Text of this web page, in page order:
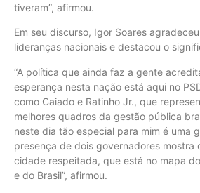
tiveram”, afirmou.
Em seu discurso, Igor Soares
lideranças nacionais e destacou o
“A política que ainda faz a gente
esperança nesta nação está aqui no
como Caiado e Ratinho Jr., que
melhores quadros da gestão pública
neste dia tão especial para mim é uma
presença de dois governadores mostra
cidade respeitada, que está no mapa
e do Brasil”, afirmou.